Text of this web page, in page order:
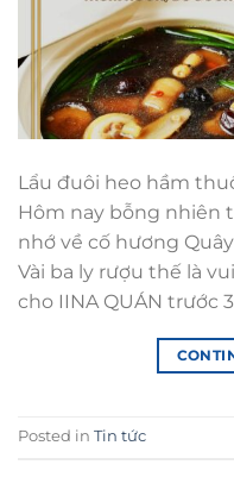
Lẩu đuôi heo hầm
Hôm nay bỗng nhiên
nhớ về cố hương
Vài ba ly rượu thế là
cho IINA QUÁN trước
Posted in Tin tức